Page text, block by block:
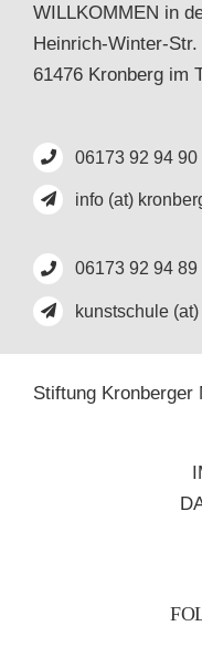
WILLKOMMEN in
Heinrich-Winter-Str.
61476 Kronberg im
06173 92 94 90
info (at)
06173 92 94 89
kunstschule
Stiftung Kronberger